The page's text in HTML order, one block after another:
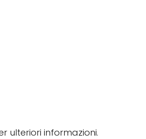
ulteriori informazioni.